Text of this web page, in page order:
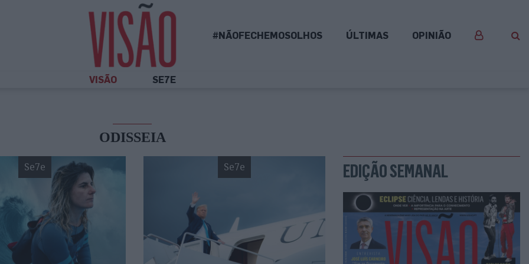
#NÃOFECHEMOSOLHOS ÚLTIMAS OPINIÃO
VISÃO SE7E
ODISSEIA
Se7e Se7e EDIÇÃO SEMANAL